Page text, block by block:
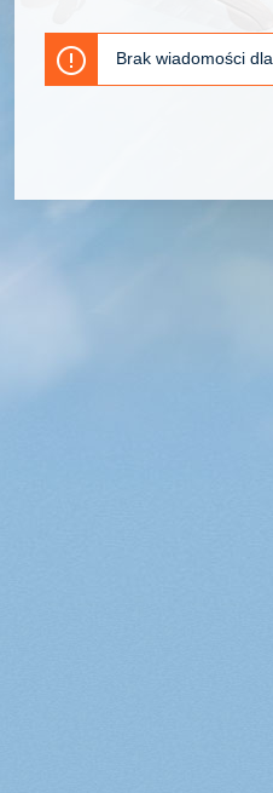
Brak wiadomości